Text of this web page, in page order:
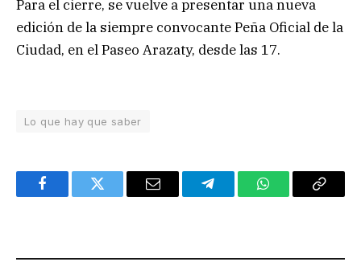
Para el cierre, se vuelve a presentar una nueva
edición de la siempre convocante Peña Oficial de la
Ciudad, en el Paseo Arazaty, desde las 17.
Lo que hay que saber
FacebookTwitter Email TelegramWhatsAppCopy